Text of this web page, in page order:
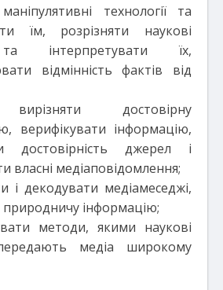
технології та
їм, розрізняти наукові
інтерпретувати їх,
відмінність фактів від
достовірну
верифікувати інформацію,
достовірність джерел і
власні медіаповідомлення;
і декодувати медіамеседжі,
природничу інформацію;
методи, якими наукові
медіа широкому